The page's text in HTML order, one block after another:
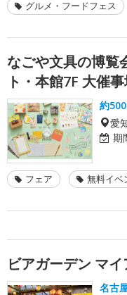
グルメ・フードフェス
なごや文具の博覧
ト・本館7F 大催
約
愛
期
フェア 無料イベ
ビアガーデン マ
名古